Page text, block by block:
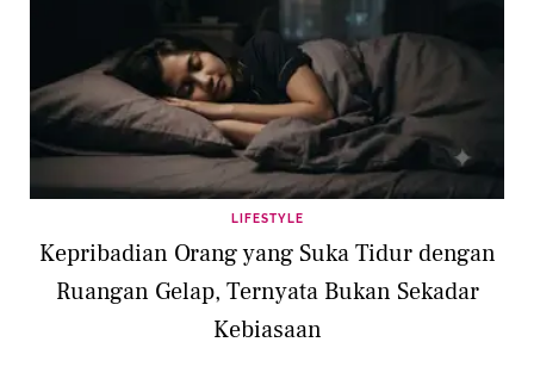
LIFESTYLE
Kepribadian Orang yang Suka Tidur dengan
Ruangan Gelap, Ternyata Bukan Sekadar
Kebiasaan